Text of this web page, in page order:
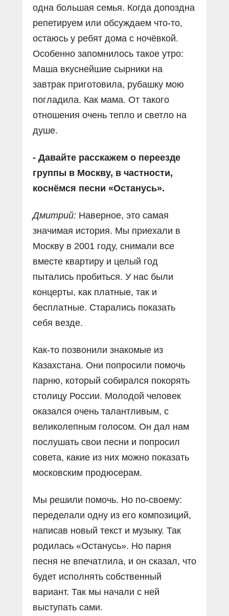
одна большая семья. Когда допоздна
репетируем или обсуждаем что-то,
остаюсь у ребят дома с ночёвкой.
Особенно запомнилось такое утро:
Маша вкуснейшие сырники на
завтрак приготовила, рубашку мою
погладила. Как мама. От такого
отношения очень тепло и светло на
душе.
- Давайте расскажем о переезде
группы в Москву, в частности,
коснёмся песни «Останусь».
Дмитрий: Наверное, это самая
значимая история. Мы приехали в
Москву в 2001 году, снимали все
вместе квартиру и целый год
пытались пробиться. У нас были
концерты, как платные, так и
бесплатные. Старались показать
себя везде.
Как-то позвонили знакомые из
Казахстана. Они попросили помочь
парню, который собирался покорять
столицу России. Молодой человек
оказался очень талантливым, с
великолепным голосом. Он дал нам
послушать свои песни и попросил
совета, какие из них можно показать
московским продюсерам.
Мы решили помочь. Но по-своему:
переделали одну из его композиций,
написав новый текст и музыку. Так
родилась «Останусь». Но парня
песня не впечатлила, и он сказал, что
будет исполнять собственный
вариант. Так мы начали с ней
выступать сами.